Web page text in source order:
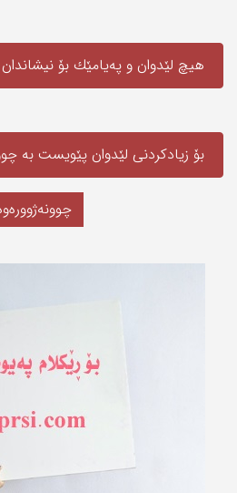
هیچ لێدوان و په‌یامێك بۆ نیشاندان
بۆ زیادکردنی لێدوان پێویست به‌